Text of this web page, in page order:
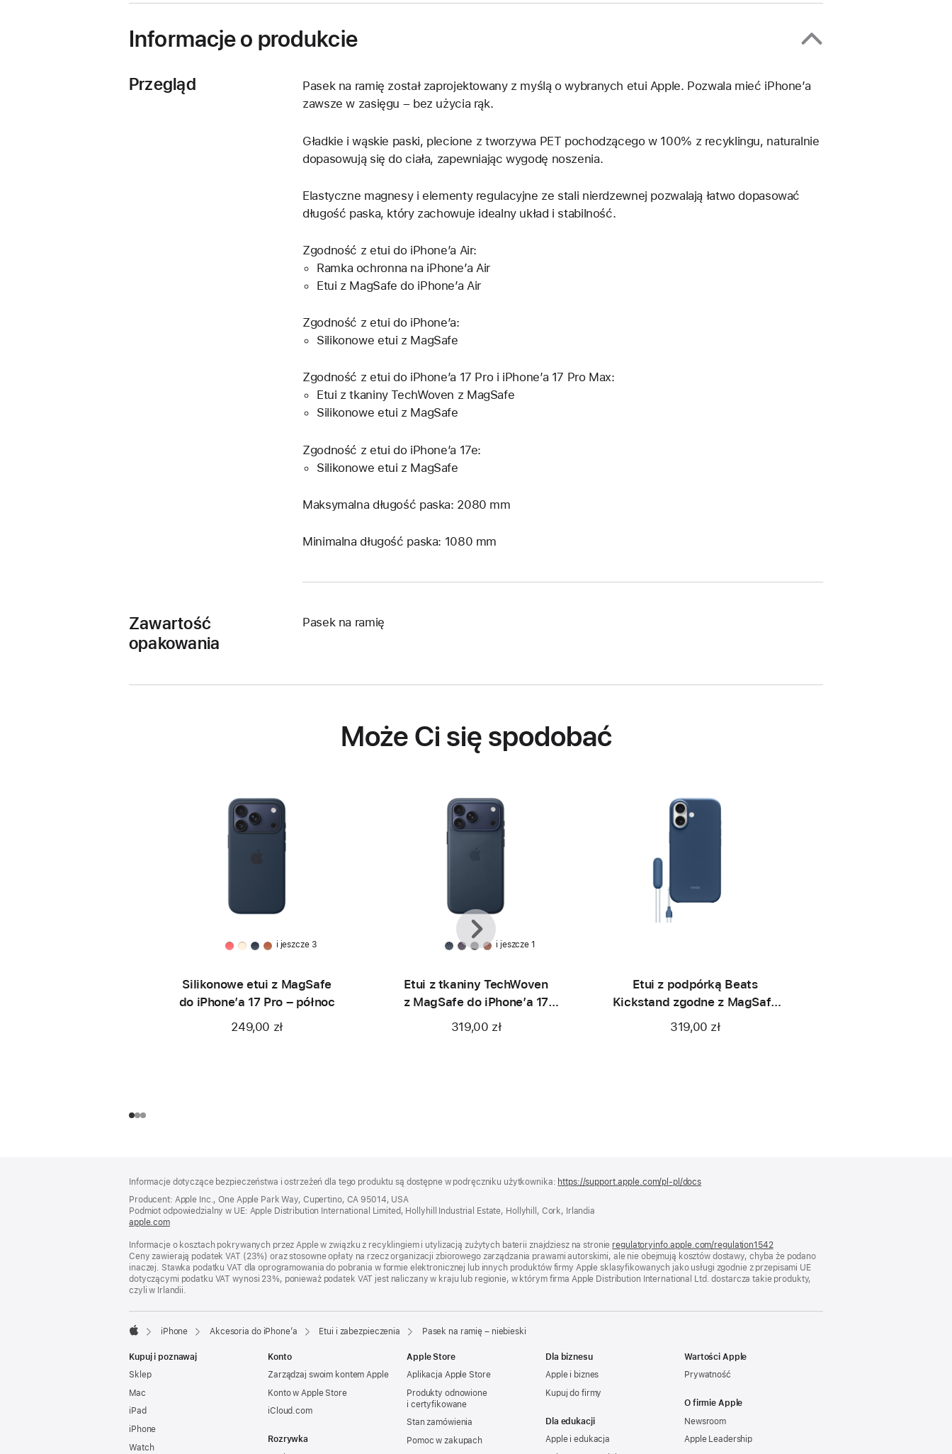
Informacje o produkcie
Przegląd
Pasek na ramię został zaprojektowany z myślą o wybranych etui Apple. Pozwala mieć iPhone’a
zawsze w zasięgu – bez użycia rąk.
Gładkie i wąskie paski, plecione z tworzywa PET pochodzącego w 100% z recyklingu, naturalnie
dopasowują się do ciała, zapewniając wygodę noszenia.
Elastyczne magnesy i elementy regulacyjne ze stali nierdzewnej pozwalają łatwo dopasować
długość paska, który zachowuje idealny układ i stabilność.
Zgodność z etui do iPhone’a Air:
Ramka ochronna na iPhone’a Air
Etui z MagSafe do iPhone’a Air
Zgodność z etui do iPhone’a:
Silikonowe etui z MagSafe
Zgodność z etui do iPhone’a 17 Pro i iPhone’a 17 Pro Max:
Etui z tkaniny TechWoven z MagSafe
Silikonowe etui z MagSafe
Zgodność z etui do iPhone’a 17e:
Silikonowe etui z MagSafe
Maksymalna długość paska: 2080 mm
Minimalna długość paska: 1080 mm
Zawartość
opakowania
Pasek na ramię
Może Ci się spodobać
i jeszcze 3
Silikonowe etui z MagSafe
do iPhone’a 17 Pro – północ
249,00 zł
i jeszcze 1
Etui z tkaniny TechWoven
z MagSafe do iPhone’a 17
Pro Max – niebieskie
319,00 zł
Etui z podpórką Beats
Kickstand zgodne z MagSafe
i panelem Sterowanie aparatem
do iPhone’a 17 – granitowy
319,00 zł
Wstecz
Dalej
Informacje dotyczące bezpieczeństwa i ostrzeżeń dla tego produktu są dostępne w podręczniku użytkownika: https://support.apple.com/pl-pl/docs
Producent: Apple Inc., One Apple Park Way, Cupertino, CA 95014, USA
Podmiot odpowiedzialny w UE: Apple Distribution International Limited, Hollyhill Industrial Estate, Hollyhill, Cork, Irlandia
apple.com(otwiera
w nowym
oknie)
Informacje o kosztach pokrywanych przez Apple w związku z recyklingiem i utylizacją zużytych baterii znajdziesz na stronie regulatoryinfo.apple.com/regulation1542(otwiera
się
w nowym
oknie)
Ceny zawierają podatek VAT (23%) oraz stosowne opłaty na rzecz organizacji zbiorowego zarządzania prawami autorskimi, ale nie obejmują kosztów dostawy, chyba że podano
inaczej. Stawka podatku VAT dla oprogramowania do pobrania w formie elektronicznej lub innych produktów firmy Apple sklasyfikowanych jako usługi zgodnie z przepisami UE
dotyczącymi podatku VAT wynosi 23%, ponieważ podatek VAT jest naliczany w kraju lub regionie, w którym firma Apple Distribution International Ltd. dostarcza takie produkty,
czyli w Irlandii.
iPhone Akcesoria do iPhone’a Etui i zabezpieczenia Pasek na ramię – niebieski
Kupuj i poznawaj
Sklep
Mac
iPad
iPhone
Watch
Konto
Zarządzaj swoim kontem Apple
Konto w Apple Store
iCloud.com
Rozrywka
Apple Store
Aplikacja Apple Store
Produkty odnowione
i certyfikowane
Stan zamówienia
Pomoc w zakupach
Dla biznesu
Apple i biznes
Kupuj do firmy
Dla edukacji
Apple i edukacja
Wartości Apple
Prywatność
O firmie Apple
Newsroom
Apple Leadership